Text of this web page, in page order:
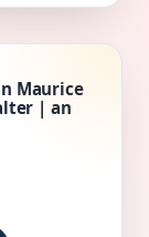
Maurice
| an